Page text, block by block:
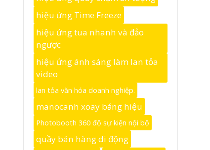
hiệu ứng Time Freeze
hiệu ứng tua nhanh và đảo
ngược
hiệu ứng ánh sáng làm lan tỏa
video
lan tỏa văn hóa doanh nghiệp.
manocanh xoay bảng hiệu
Photobooth 360 độ sự kiện nội bộ
quầy bán hàng di động